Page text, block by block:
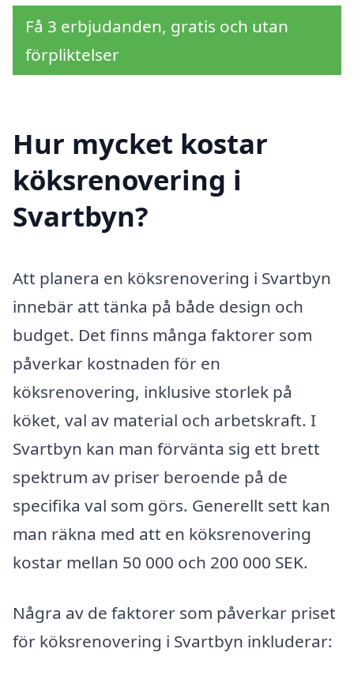
Få 3 erbjudanden, gratis och utan
förpliktelser
Hur mycket kostar
köksrenovering i
Svartbyn?
Att planera en köksrenovering i Svartbyn
innebär att tänka på både design och
budget. Det finns många faktorer som
påverkar kostnaden för en
köksrenovering, inklusive storlek på
köket, val av material och arbetskraft. I
Svartbyn kan man förvänta sig ett brett
spektrum av priser beroende på de
specifika val som görs. Generellt sett kan
man räkna med att en köksrenovering
kostar mellan 50 000 och 200 000 SEK.
Några av de faktorer som påverkar priset
för köksrenovering i Svartbyn inkluderar: